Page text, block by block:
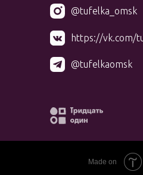
@tufelka_omsk
https://vk.com/
@tufelkaomsk
Made on